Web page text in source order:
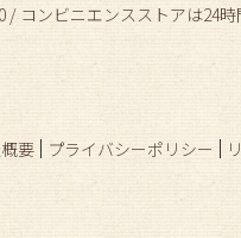
/ コンビニエンスストアは24
要 プライバシーポリシー